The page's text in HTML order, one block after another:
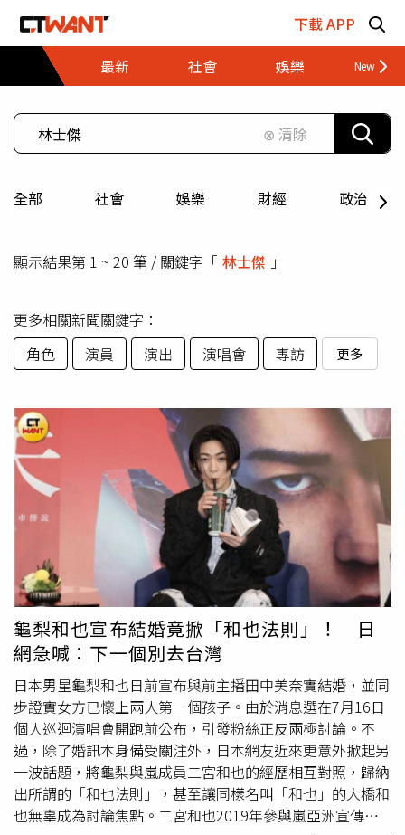
下載 APP
最新
社會 娛樂 財經
⊗ 清除
全部 社會 娛樂 財經 政治
顯示結果第 1 ~ 20 筆 / 關鍵字「 林士傑 」
更多相關新聞關鍵字：
角色
演員 演出 演唱會 專訪 更多
龜梨和也宣布結婚竟掀「和也法則」！ 日
網急喊：下一個別去台灣
日本男星龜梨和也日前宣布與前主播田中美奈實結婚，並同
步證實女方已懷上兩人第一個孩子。由於消息選在7月16日
個人巡迴演唱會開跑前公布，引發粉絲正反兩極討論。不
過，除了婚訊本身備受關注外，日本網友近來更意外掀起另
一波話題，將龜梨與嵐成員二宮和也的經歷相互對照，歸納
出所謂的「和也法則」，甚至讓同樣名叫「和也」的大橋和
也無辜成為討論焦點。二宮和也2019年參與嵐亞洲宣傳活